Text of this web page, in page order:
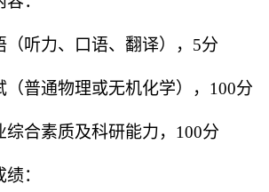
（听力、口语、翻译）， 5分
（普通物理或无机化学）， 100分
综合素质及科研能力， 100分
：